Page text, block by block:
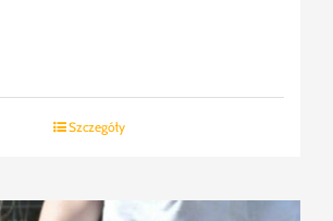
Szczegóły